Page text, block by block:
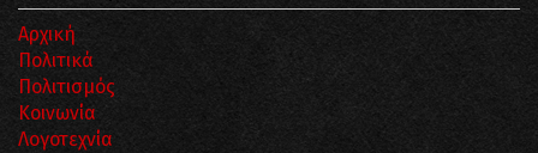
Αρχική
Πολιτικά
Πολιτισμός
Κοινωνία
Λογοτεχνία